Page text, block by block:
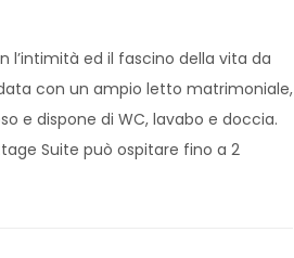
l’intimità ed il fascino della vita da
con un ampio letto matrimoniale,
e dispone di WC, lavabo e doccia.
Suite può ospitare fino a 2